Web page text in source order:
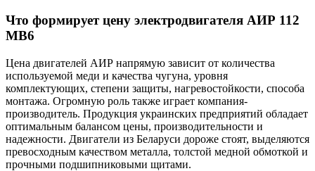
Что формирует цену электродвигателя АИР 112
МВ6
Цена двигателей АИР напрямую зависит от количества
используемой меди и качества чугуна, уровня
комплектующих, степени защиты, нагревостойкости, способа
монтажа. Огромную роль также играет компания-
производитель. Продукция украинских предприятий обладает
оптимальным балансом цены, производительности и
надежности. Двигатели из Беларуси дороже стоят, выделяются
превосходным качеством металла, толстой медной обмоткой и
прочными подшипниковыми щитами.